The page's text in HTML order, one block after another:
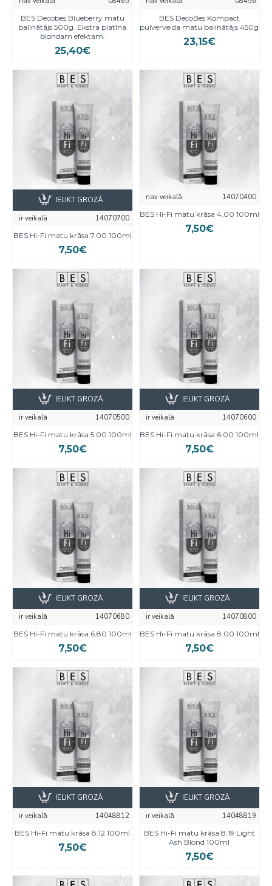
BES Decobes Blueberry matu
balinātājs 500g. Ekstra platīna
blondam efektam.
25,40€
BES DecoBes Kompact
pulverveida matu balinātājs 450g
23,15€
ir veikalā
14070700
BES Hi-Fi matu krāsa 7.00 100ml
7,50€
IELIKT GROZĀ nav veikalā
14070400
BES Hi-Fi matu krāsa 4.00 100ml
7,50€
ir veikalā
14070500
BES Hi-Fi matu krāsa 5.00 100ml
7,50€
IELIKT GROZĀ
ir veikalā
14070600
BES Hi-Fi matu krāsa 6.00 100ml
7,50€
IELIKT GROZĀ
ir veikalā
14070680
BES Hi-Fi matu krāsa 6.80 100ml
7,50€
IELIKT GROZĀ
ir veikalā
14070800
BES Hi-Fi matu krāsa 8.00 100ml
7,50€
IELIKT GROZĀ
ir veikalā
14048812
BES Hi-Fi matu krāsa 8.12 100ml
7,50€
IELIKT GROZĀ
ir veikalā
14048819
BES Hi-Fi matu krāsa 8.19 Light
Ash Blond 100ml
7,50€
IELIKT GROZĀ